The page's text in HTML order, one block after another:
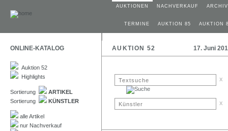
AUKTIONEN NACHVERKAUF ARCHIV
TERMINE AUKTION 85 AUKTION
ONLINE-KATALOG AUKTION 52 17. Juni
Auktion 52
Highlights
Sortierung
ARTIKEL
Sortierung
KÜNSTLER
alle Artikel
nur Nachverkauf
x
x